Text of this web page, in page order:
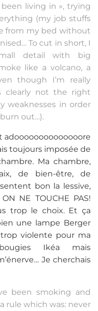
living in », trying
(my job stuffs
from my bed without
To cut in short, I
detail with big
like a volcano, a
though I’m really
clearly not the right
weaknesses in order
out…).
toujours imposée de
Ma chambre,
de bien-être, de
bon la lessive,
NE TOUCHE PAS!
trop le choix. Et ça
une lampe Berger
violente pour ma
Ikéa mais
Je cherchais
been smoking and
rule which was: never